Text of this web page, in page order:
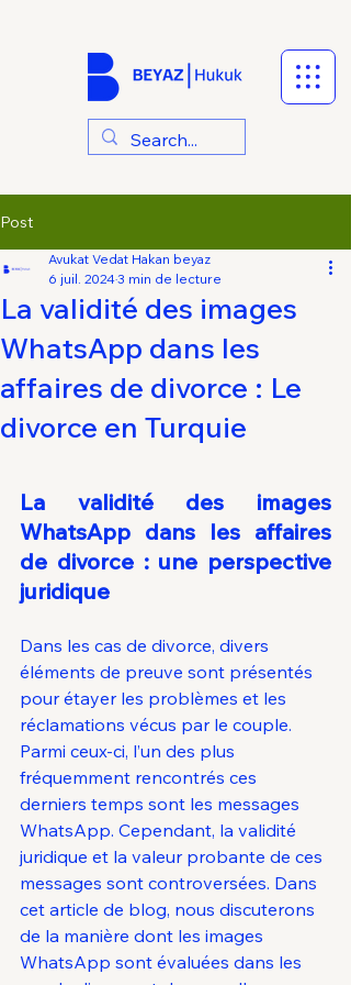
Post
La validité des images
WhatsApp dans les
affaires de divorce : Le
divorce en Turquie
Avukat Vedat Hakan beyaz
6 juil. 20243 min de lecture
La validité des images
WhatsApp dans les affaires
de divorce : une perspective
juridique
Dans les cas de divorce, divers
éléments de preuve sont présentés
pour étayer les problèmes et les
réclamations vécus par le couple.
Parmi ceux-ci, l’un des plus
fréquemment rencontrés ces
derniers temps sont les messages
WhatsApp. Cependant, la validité
juridique et la valeur probante de ces
messages sont controversées. Dans
cet article de blog, nous discuterons
de la manière dont les images
WhatsApp sont évaluées dans les